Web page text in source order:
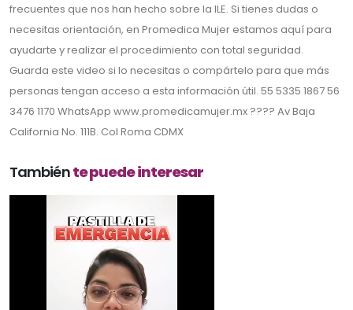
frecuentes que nos han hecho sobre la ILE. Si tienes dudas o
necesitas orientación, en Promedica Mujer estamos aquí para
ayudarte y realizar el procedimiento con total seguridad.
Guarda este video si lo necesitas o compártelo para que más
personas tengan acceso a esta información útil. 55 5335 1867 56
3476 1170 WhatsApp www.promedicamujer.mx ???? Av Baja
California No. 111B. Col Roma CDMX
Tambiénte puede interesar